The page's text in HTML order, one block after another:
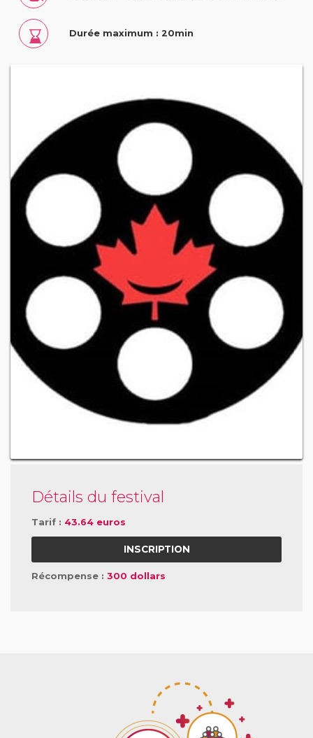
Détails du festival
Tarif : 43.64 euros
INSCRIPTION
Récompense : 300 dollars
Durée maximum : 20min